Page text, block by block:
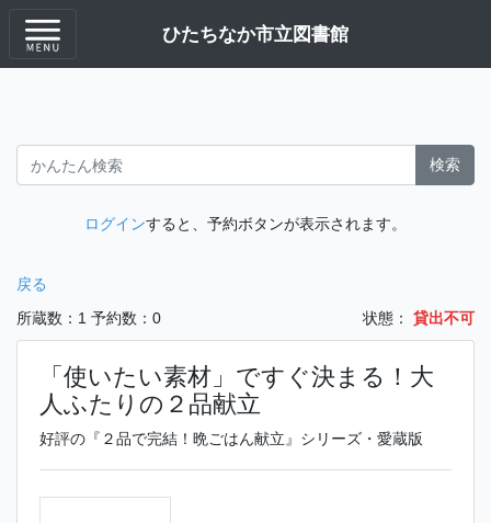
ひたちなか市立図書館
検索
ログインすると、予約ボタンが表示されます。
戻る
所蔵数：1 予約数：0 状態： 貸出不可
「使いたい素材」ですぐ決まる！大
人ふたりの２品献立
好評の『２品で完結！晩ごはん献立』シリーズ・愛蔵版